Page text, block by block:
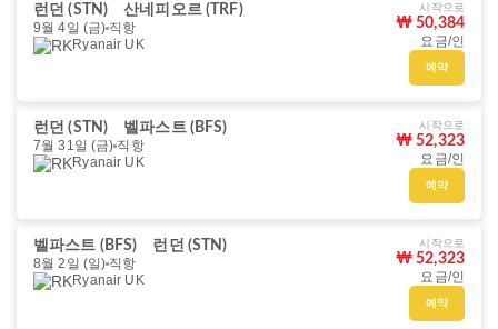
런던 (STN)
산네피오르 (TRF)
9월 4일 (금) 직항
Ryanair UK
시작으로
₩ 50,384
요금/인
예약
런던 (STN)
벨파스트 (BFS)
7월 31일 (금) 직항
Ryanair UK
시작으로
₩ 52,323
요금/인
예약
벨파스트 (BFS)
런던 (STN)
8월 2일 (일) 직항
Ryanair UK
시작으로
₩ 52,323
요금/인
예약